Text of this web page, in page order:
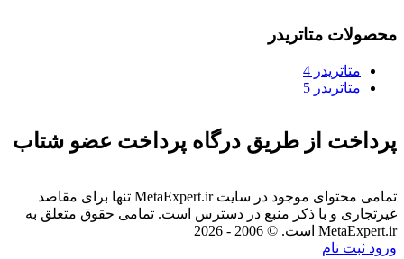
محصولات متاتریدر
متاتريدر 4
متاتريدر 5
پرداخت از طریق درگاه پرداخت عضو شتاب
تمامی محتوای موجود در سایت MetaExpert.ir تنها برای مقاصد
غیرتجاری و با ذکر منبع در دسترس است. تمامی حقوق متعلق به
MetaExpert.ir است. © 2006 - 2026
ورود ثبت نام